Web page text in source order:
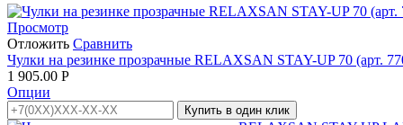
Просмотр
Отложить Сравнить
Чулки на резинке прозрачные RELAXSAN STAY-UP 70 (арт.
1 905.00 Р
Опции
Купить в один клик